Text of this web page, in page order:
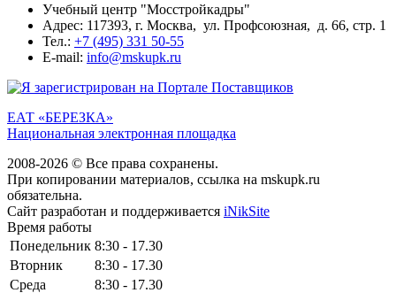
Учебный центр "Мосстройкадры"
Адрес: 117393, г. Москва, ул. Профсоюзная, д. 66, стр. 1
Тел.: +7 (495) 331 50-55
E-mail: info@mskupk.ru
ЕАТ «БЕРЕЗКА»
Национальная электронная площадка
2008-2026 © Все права сохранены.
При копировании материалов, ссылка на mskupk.ru
обязательна.
Сайт разработан и поддерживается iNikSite
Время работы
Понедельник 8:30 - 17.30
Вторник
8:30 - 17.30
Среда
8:30 - 17.30